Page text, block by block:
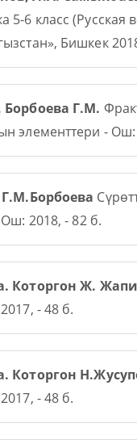
5-6 класс (Русская
Бишкек
Г.М.
элементтери - Ош:
2018, - 82 б.
Которгон Ж.
- 48 б.
Которгон
- 48 б.